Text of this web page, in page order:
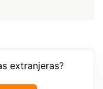
extranjeras?